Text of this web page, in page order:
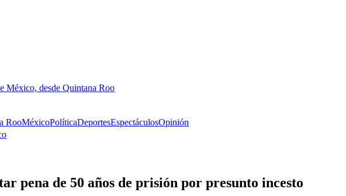
México, desde Quintana Roo
RooMéxicoPolíticaDeportesEspectáculosOpinión
pena de 50 años de prisión por presunto incesto